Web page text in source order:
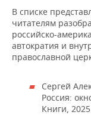
ВОЛЕЙБОЛ
КИБЕРСПОРТ
ВОДНЫЕ ВИДЫ
ИСТОРИЯ
КУЛЬТУРА
ОБРАЗОВАНИЕ
СПИСОК
СПИСОК
ПОЛНАЯ ВЕРСИЯ
В списке
читателям
российско-
автократия и
православной
Сергей
Россия:
Книги,